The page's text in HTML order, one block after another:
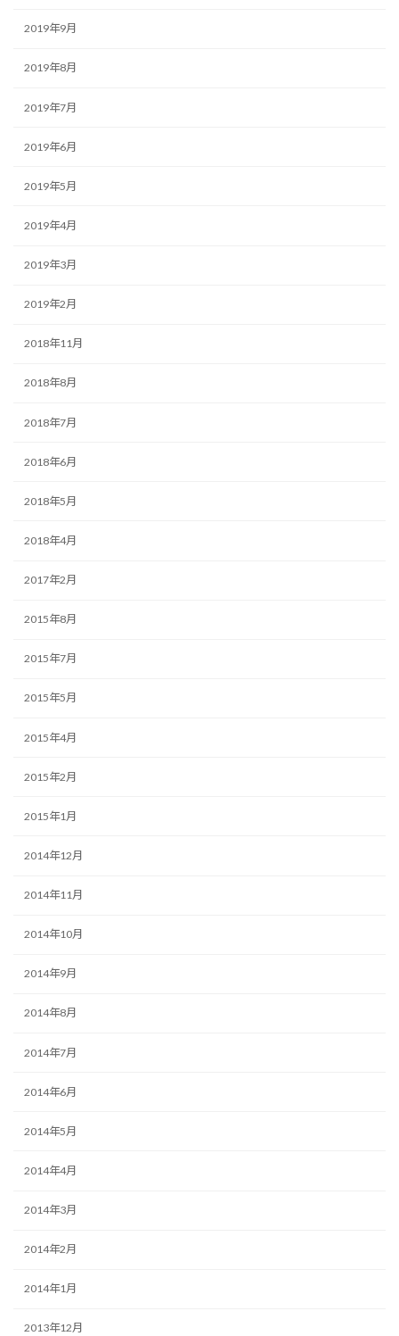
2019年9月
2019年8月
2019年7月
2019年6月
2019年5月
2019年4月
2019年3月
2019年2月
2018年11月
2018年8月
2018年7月
2018年6月
2018年5月
2018年4月
2017年2月
2015年8月
2015年7月
2015年5月
2015年4月
2015年2月
2015年1月
2014年12月
2014年11月
2014年10月
2014年9月
2014年8月
2014年7月
2014年6月
2014年5月
2014年4月
2014年3月
2014年2月
2014年1月
2013年12月